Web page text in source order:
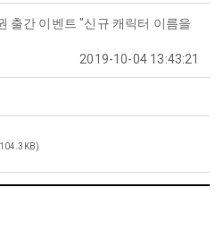
출간 이벤트 "신규 캐릭터 이름을
2019-10-04 13:43:21